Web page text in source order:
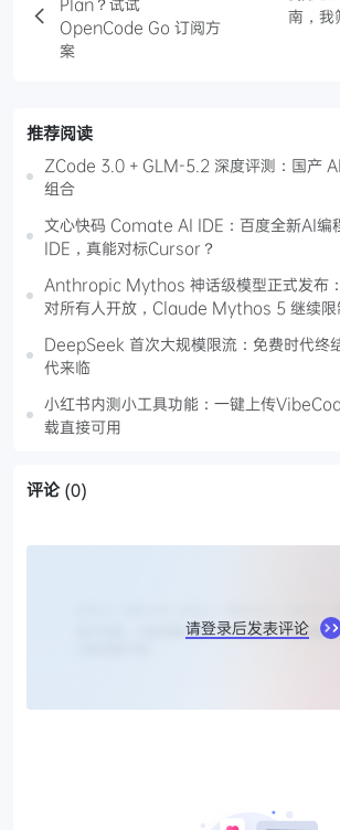
OpenCode Go 订阅方
案
南，
推荐阅读
ZCode 3.0 + GLM-5.2 深度评测：国产
组合
文心快码 Comate AI IDE：百度全新AI编
IDE，真能对标Cursor？
Anthropic Mythos 神话级模型正式发布
对所有人开放，Claude Mythos 5 继续限
DeepSeek 首次大规模限流：免费时代终
代来临
小红书内测小工具功能：一键上传
载直接可用
评论 (0)
请登录后发表评论